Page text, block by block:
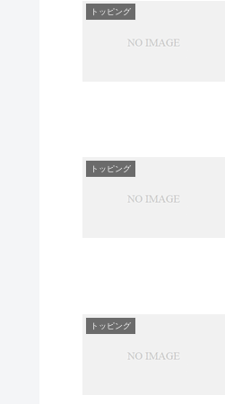
トッピング
トッピング
トッピング